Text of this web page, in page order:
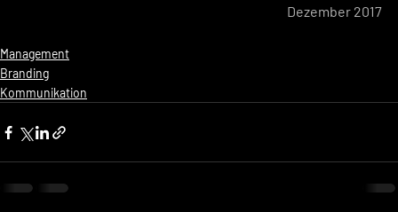
Dezember 2017
Management
Branding
Kommunikation